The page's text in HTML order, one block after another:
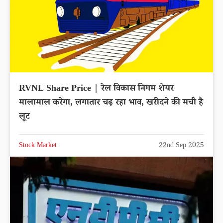
RVNL Share Price | रेल विकास निगम शेयर
मालामाल करेगा, लगातार चढ़ रहा भाव, खरीदने की मची है
लूट
Stock Market 22nd Sep 2025